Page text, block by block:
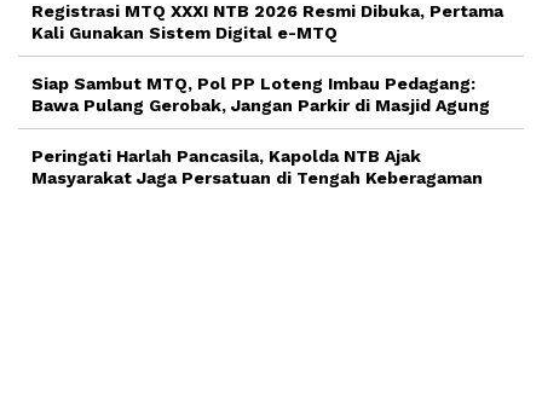
Registrasi MTQ XXXI NTB 2026 Resmi Dibuka, Pertama
Kali Gunakan Sistem Digital e-MTQ
Siap Sambut MTQ, Pol PP Loteng Imbau Pedagang:
Bawa Pulang Gerobak, Jangan Parkir di Masjid Agung
Peringati Harlah Pancasila, Kapolda NTB Ajak
Masyarakat Jaga Persatuan di Tengah Keberagaman